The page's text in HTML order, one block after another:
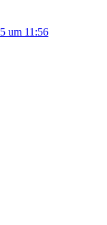
um 11:56